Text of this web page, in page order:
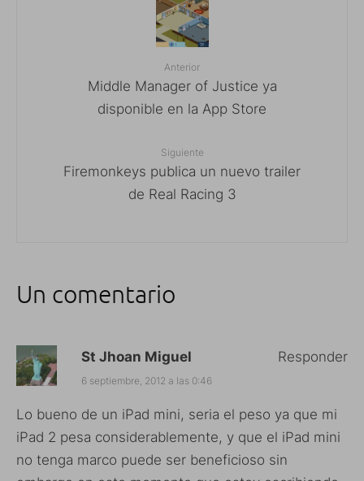
Anterior
Middle Manager of Justice ya
disponible en la App Store
Siguiente
Firemonkeys publica un nuevo trailer
de Real Racing 3
Un comentario
St Jhoan Miguel
6 septiembre, 2012 a las 0:46
Lo bueno de un iPad mini, seria el peso ya que mi
iPad 2 pesa considerablemente, y que el iPad mini
no tenga marco puede ser beneficioso sin
Responder